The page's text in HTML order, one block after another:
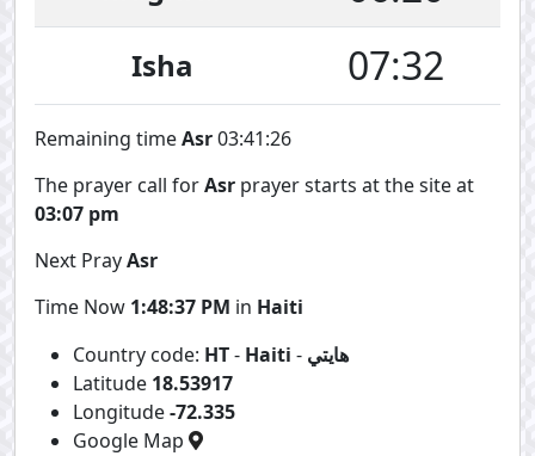
Isha 07:32
Remaining timeAsr03:41:26
The prayer call forAsr prayer starts at the site at
03:07 pm
Next PrayAsr
Time Now 1:48:37 PM in Haiti
Country code: HT- Haiti - هايتي
Latitude 18.53917
Longitude-72.335
Google Map